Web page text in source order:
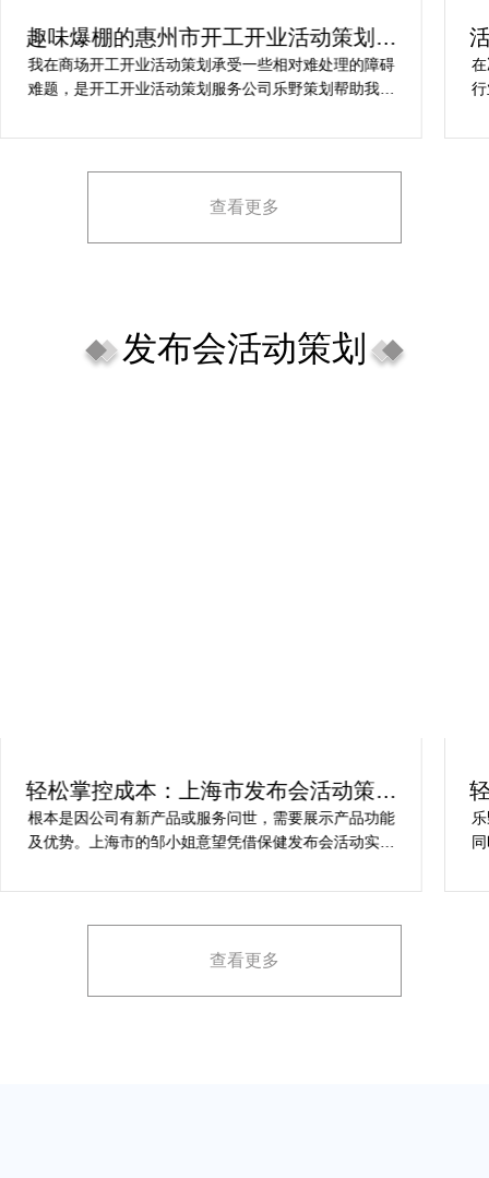
趣味爆棚的惠州市开工开业活动策划方
案精选
我在商场开工开业活动策划承受一些相对难处理的障碍
难题，是开工开业活动策划服务公司乐野策划帮助我完
场开工开业活动策划堪称完美，下次有计划还会选择乐
查看更多
发布会活动策划
轻松掌控成本：上海市发布会活动策划
方案指南
根本是因公司有新产品或服务问世，需要展示产品功能
及优势。上海市的邹小姐意望凭借保健发布会活动实现
占有率。在策划时间里却遇到这些难题缺乏专业的产品
展示方案，以最大化媒体报道和消费者关注。
查看更多